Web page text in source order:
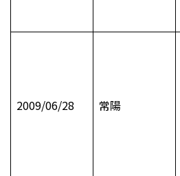
2009/06/28 常陽